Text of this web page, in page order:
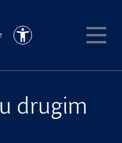
Pristupačnost
drugim